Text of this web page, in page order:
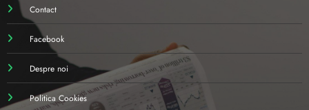
Contact
Facebook
Despre noi
Politica Cookies